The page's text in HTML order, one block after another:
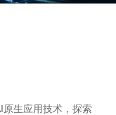
生应用技术，探索